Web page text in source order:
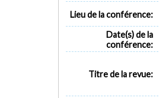
Lieu de la conférence:
Date(s) de la
conférence:
Titre de la revue: